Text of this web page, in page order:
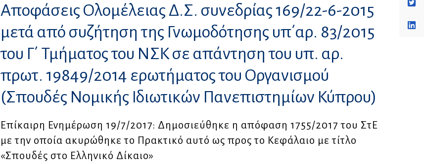
Αποφάσεις Ολομέλειας Δ.Σ. συνεδρίας 169/22-6-2015
μετά από συζήτηση της Γνωμοδότησης υπ΄αρ. 83/2015
του Γ΄ Τμήματος του ΝΣΚ σε απάντηση του υπ. αρ.
πρωτ. 19849/2014 ερωτήματος του Οργανισμού
(Σπουδές Νομικής Ιδιωτικών Πανεπιστημίων Κύπρου)
Επίκαιρη Ενημέρωση 19/7/2017: Δημοσιεύθηκε η απόφαση 1755/2017 του ΣτΕ
με την οποία ακυρώθηκε το Πρακτικό αυτό ως προς το Κεφάλαιο με τίτλο
«Σπουδές στο Ελληνικό Δίκαιο»